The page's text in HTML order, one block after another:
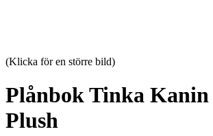
(Klicka för en större bild)
Plånbok Tinka Kanin
Plush